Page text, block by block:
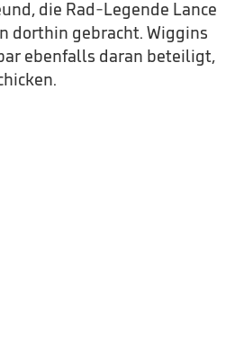
die Rad-Legende Lance
dorthin gebracht. Wiggins
ebenfalls daran beteiligt,